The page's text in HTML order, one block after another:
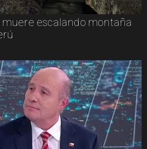
escalando montaña